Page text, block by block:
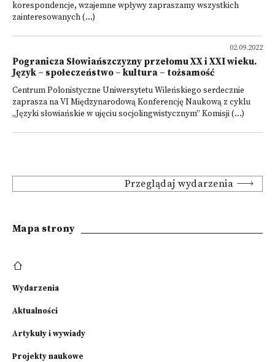
korespondencje, wzajemne wpływy zapraszamy wszystkich
zainteresowanych (...)
02.09.2022
Pogranicza Słowiańszczyzny przełomu XX i XXI wieku.
Język – społeczeństwo – kultura – tożsamość
Centrum Polonistyczne Uniwersytetu Wileńskiego serdecznie
zaprasza na VI Międzynarodową Konferencję Naukową z cyklu
„Języki słowiańskie w ujęciu socjolingwistycznym” Komisji (...)
Przeglądaj wydarzenia
Mapa strony
Wydarzenia
Aktualności
Artykuły i wywiady
Projekty naukowe